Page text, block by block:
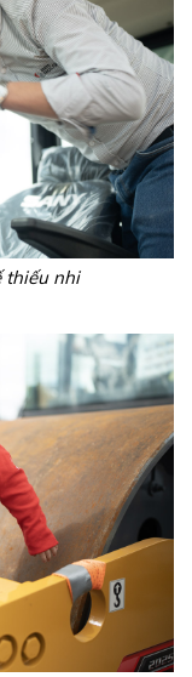
thiếu nhi